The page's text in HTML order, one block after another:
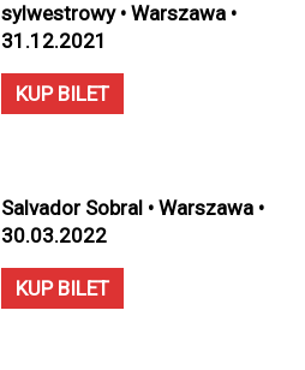
sylwestrowy • Warszawa •
31.12.2021
KUP BILET
Salvador Sobral • Warszawa •
30.03.2022
KUP BILET